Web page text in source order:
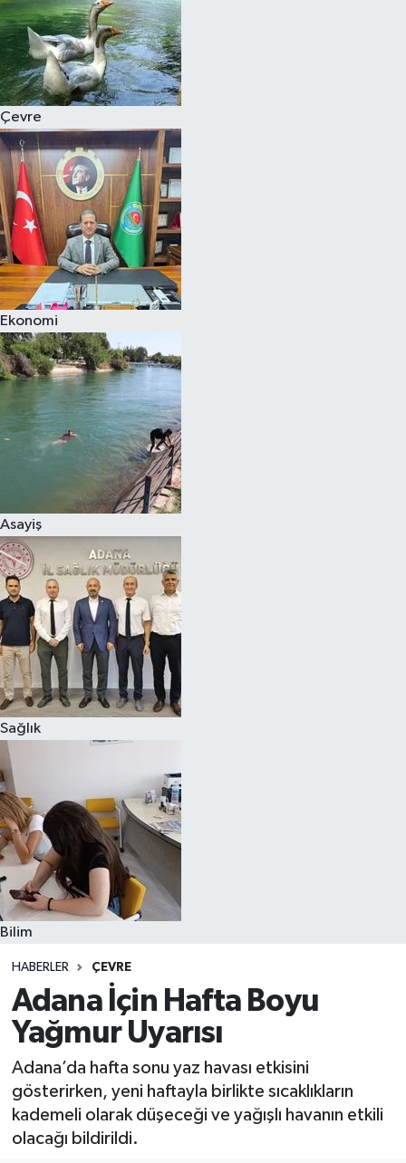
Çevre
Ekonomi
Asayiş
Sağlık
Bilim
HABERLER ÇEVRE
Adana İçin Hafta Boyu
Yağmur Uyarısı
Adana’da hafta sonu yaz havası etkisini
gösterirken, yeni haftayla birlikte sıcaklıkların
kademeli olarak düşeceği ve yağışlı havanın etkili
olacağı bildirildi.